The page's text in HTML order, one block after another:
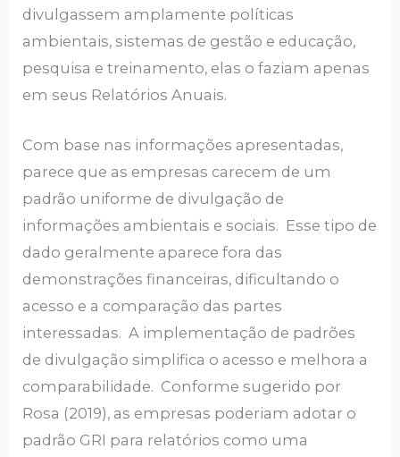
divulgassem amplamente políticas
ambientais, sistemas de gestão e educação,
pesquisa e treinamento, elas o faziam apenas
em seus Relatórios Anuais.
Com base nas informações apresentadas,
parece que as empresas carecem de um
padrão uniforme de divulgação de
informações ambientais e sociais. Esse tipo de
dado geralmente aparece fora das
demonstrações financeiras, dificultando o
acesso e a comparação das partes
interessadas. A implementação de padrões
de divulgação simplifica o acesso e melhora a
comparabilidade. Conforme sugerido por
Rosa (2019), as empresas poderiam adotar o
padrão GRI para relatórios como uma